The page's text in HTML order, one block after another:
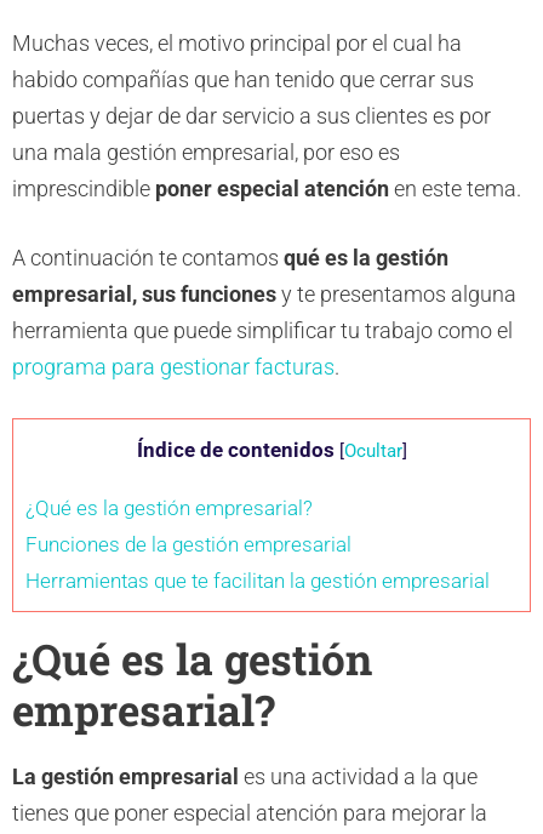
Muchas veces, el motivo principal por el cual ha
habido compañías que han tenido que cerrar sus
puertas y dejar de dar servicio a sus clientes es por
una mala gestión empresarial, por eso es
imprescindible poner especial atenciónen este tema.
A continuación te contamos qué es la gestión
empresarial, sus funcionesy te presentamos alguna
herramienta que puede simplificar tu trabajo como el
programa para gestionar facturas.
Índice de contenidos [Ocultar]
¿Qué es la gestión empresarial?
Funciones de la gestión empresarial
Herramientas que te facilitan la gestión empresarial
¿Qué es la gestión
empresarial?
La gestión empresarial es una actividad a la que
tienes que poner especial atención para mejorar la